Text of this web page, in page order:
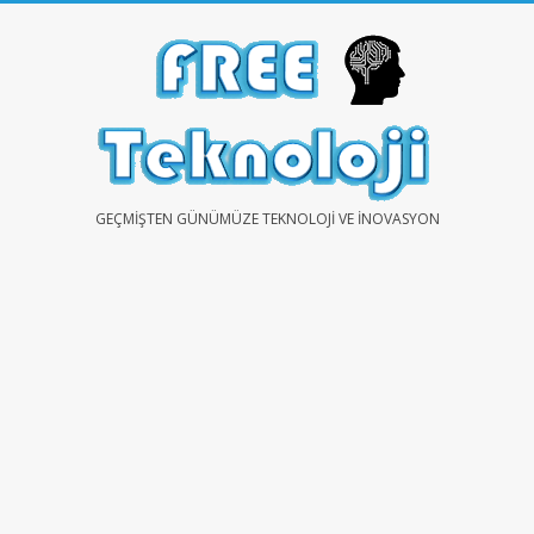
FREEGEÇMIŞTEN GÜNÜMÜZE TEKNOLOJI VE İNOVASYON